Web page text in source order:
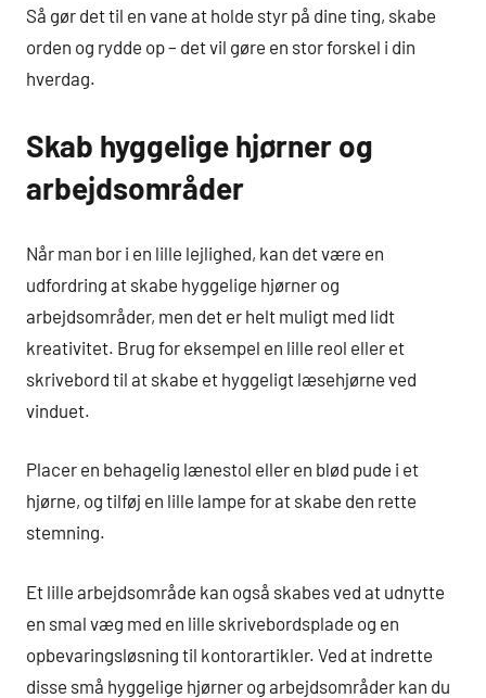
Så gør det til en vane at holde styr på dine ting, skabe
orden og rydde op – det vil gøre en stor forskel i din
hverdag.
Skab hyggelige hjørner og
arbejdsområder
Når man bor i en lille lejlighed, kan det være en
udfordring at skabe hyggelige hjørner og
arbejdsområder, men det er helt muligt med lidt
kreativitet. Brug for eksempel en lille reol eller et
skrivebord til at skabe et hyggeligt læsehjørne ved
vinduet.
Placer en behagelig lænestol eller en blød pude i et
hjørne, og tilføj en lille lampe for at skabe den rette
stemning.
Et lille arbejdsområde kan også skabes ved at udnytte
en smal væg med en lille skrivebordsplade og en
opbevaringsløsning til kontorartikler. Ved at indrette
disse små hyggelige hjørner og arbejdsområder kan du